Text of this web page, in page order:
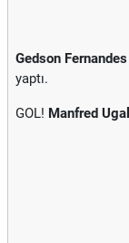
Gedson Fernandes
yaptı.
GOL! Manfred